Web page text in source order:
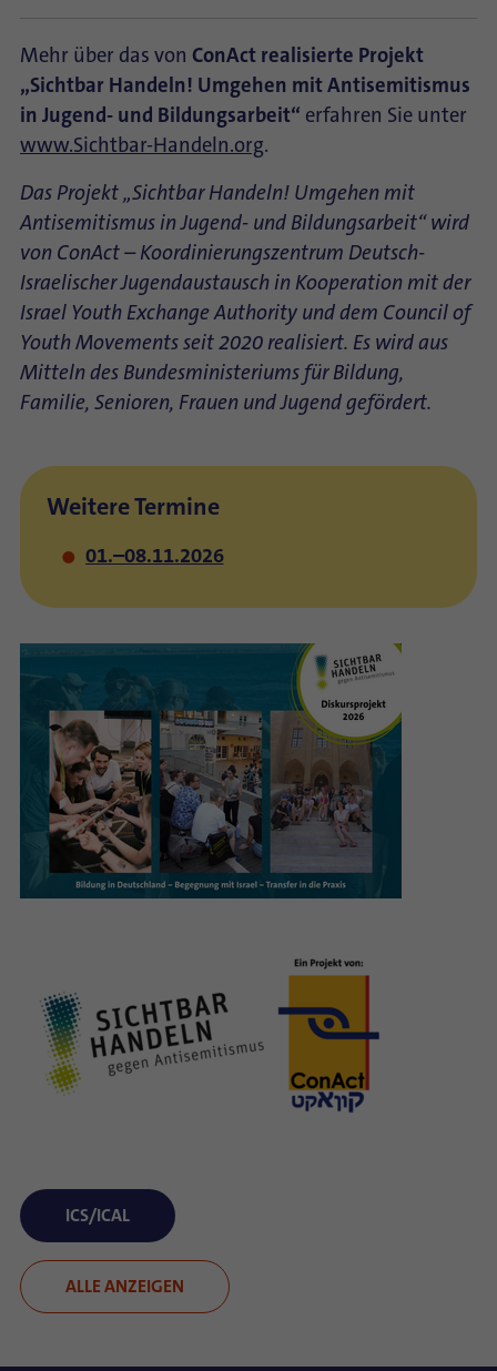
Mehr über das von ConAct realisierte Projekt
„Sichtbar Handeln! Umgehen mit Antisemitismus
in Jugend- und Bildungsarbeit“ erfahren Sie unter
www.Sichtbar-Handeln.org.
Das Projekt „Sichtbar Handeln! Umgehen mit
Antisemitismus in Jugend- und Bildungsarbeit“ wird
von ConAct – Koordinierungszentrum Deutsch-
Israelischer Jugendaustausch in Kooperation mit der
Israel Youth Exchange Authority und dem Council of
Youth Movements seit 2020 realisiert. Es wird aus
Mitteln des Bundesministeriums für Bildung,
Familie, Senioren, Frauen und Jugend gefördert.
Weitere Termine
01.–08.11.2026
ICS/ICAL
ALLE ANZEIGEN